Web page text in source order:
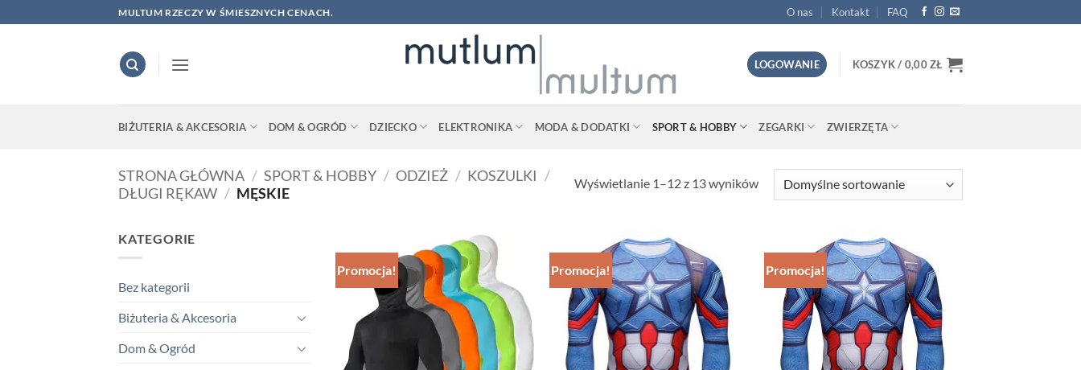
to
MULTUM RZECZY W ŚMIESZNYCH CENACH. O nas Kontakt FAQ
LOGOWANIE KOSZYK / 0,00ZŁ
BIŻUTERIA & AKCESORIA DOM & OGRÓD DZIECKO ELEKTRONIKA MODA & DODATKI SPORT & HOBBY ZEGARKI ZWIERZĘTA
STRONA GŁÓWNA / SPORT & HOBBY / ODZIEŻ / KOSZULKI /
DŁUGI RĘKAW / MĘSKIE
Wyświetlanie 1–12 z 13 wyników
KATEGORIE
Bez kategorii
Biżuteria & Akcesoria
Dom & Ogród
Promocja! Promocja! Promocja!